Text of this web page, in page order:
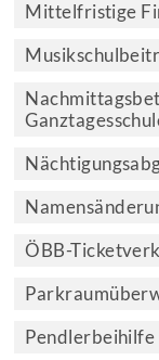
Mittelfristige
ÖBB-
Pendlerbeihilfe